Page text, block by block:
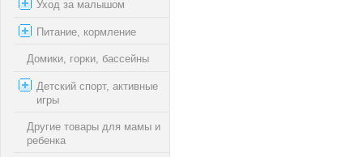
Уход за малышом
Питание, кормление
Домики, горки, бассейны
Детский спорт, активные
игры
Другие товары для мамы и
ребенка